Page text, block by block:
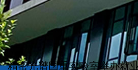
精密光谱国重实验室举办就